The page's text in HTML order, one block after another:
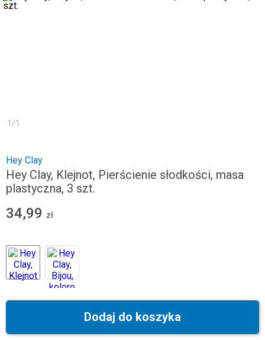
1 /1
Hey Clay
Hey Clay, Klejnot, Pierścienie słodkości, masa
plastyczna, 3 szt.
34,99 zł
Dodaj do koszyka